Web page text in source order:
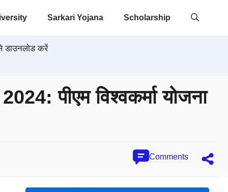
Sarkari Yojana Scholarship
डाउनलोड करें
पीएम विश्वकर्मा योजना
Comments